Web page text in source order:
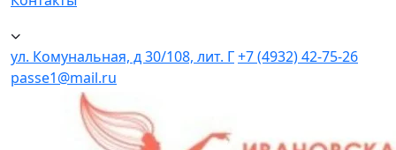
ул. Комунальная, д 30/108, лит. Г+7 (4932) 42-75-26
passe1@mail.ru